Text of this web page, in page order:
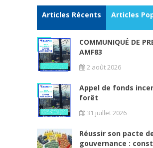
Articles Récents Articles
COMMUNIQUÉ DE
AMF83
2 août 2026
Appel de fonds
forêt
31 juillet 2026
Réussir son pacte
gouvernance :